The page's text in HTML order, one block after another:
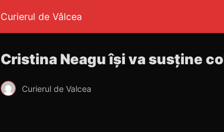
Curierul de Vâlcea
Cristina Neagu îşi va susţine
Curierul de Valcea